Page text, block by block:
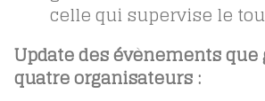
celle qui supervise le
Update des évènements
quatre organisateurs :